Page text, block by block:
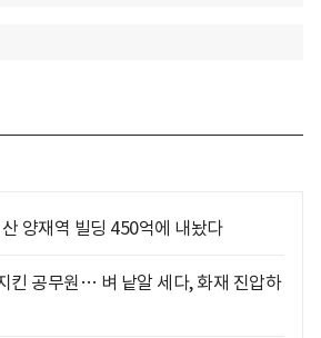
양재역 빌딩 450억에 내놨다
킨 공무원… 벼 낱알 세다, 화재 진압하